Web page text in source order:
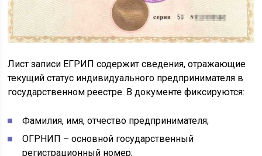
Лист записи ЕГРИП содержит сведения, отражающие
текущий статус индивидуального предпринимателя в
государственном реестре. В документе фиксируются:
Фамилия, имя, отчество предпринимателя;
ОГРНИП – основной государственный
регистрационный номер;